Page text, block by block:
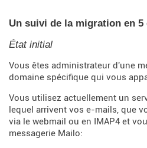
Un suivi de la migration en 5
État initial
Vous êtes administrateur d'une
domaine spécifique qui vous
Vous utilisez actuellement un
lequel arrivent vos e-mails, que
via le webmail ou en IMAP4 et
messagerie Mailo: